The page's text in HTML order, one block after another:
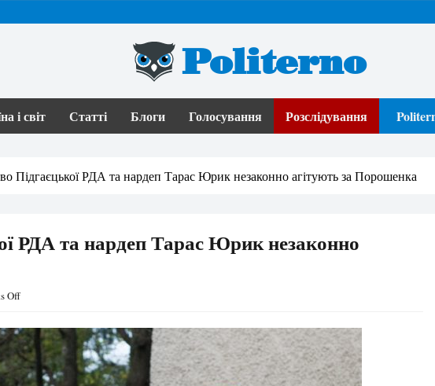
Politerno
і світ Статті Блоги Голосування Розслідування
Підгаєцької РДА та нардеп Тарас Юрик незаконно агітують за Порошенка
РДА та нардеп Тарас Юрик незаконно
Off